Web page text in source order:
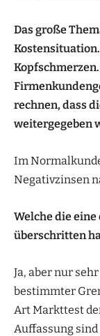
Das große
rechnen, dass
weitergegeben
Im
Negativzinsen
Welche die
überschritten
Ja, aber nur
bestimmter
Art Markttest
Auffassung